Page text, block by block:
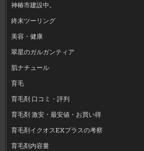
神椿市建設中。
終末ツーリング
美容・健康
翠星のガルガンティア
肌ナチュール
育毛
育毛剤 口コミ・評判
育毛剤 激安・最安値・お買い得
育毛剤イクオスEXプラスの考察
育毛剤内容量